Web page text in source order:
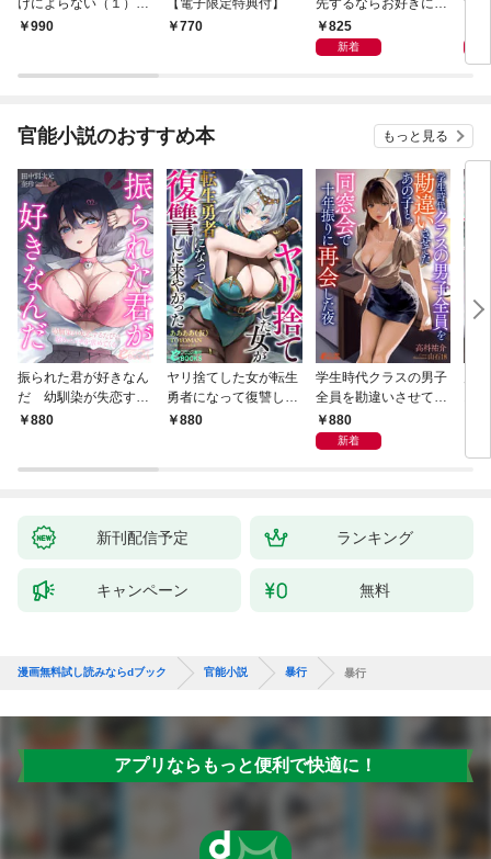
けによらない（１）
【電子限定特典付】
990
【電子限定特典付】
770
先するならお好きにど
うぞ（※ただし、私も
王子様を優先します
825
新着
で
で
官能小説のおすすめ本 もっと見る
振られた君が好きなん
だ 幼馴染が失恋する
たびに慰めエッチを求
880
ヤリ捨てした女が転生
勇者になって復讐しに
来やがった
880
学生時代クラスの男子
全員を勘違いさせてた
あの子と、同窓会で十
年振りに再会した夜
880
新着
新刊配信予定 ランキング
キャンペーン 無料
漫画無料試し読みならdブック 官能小説 暴行 暴行
アプリならもっと便利で快適に！